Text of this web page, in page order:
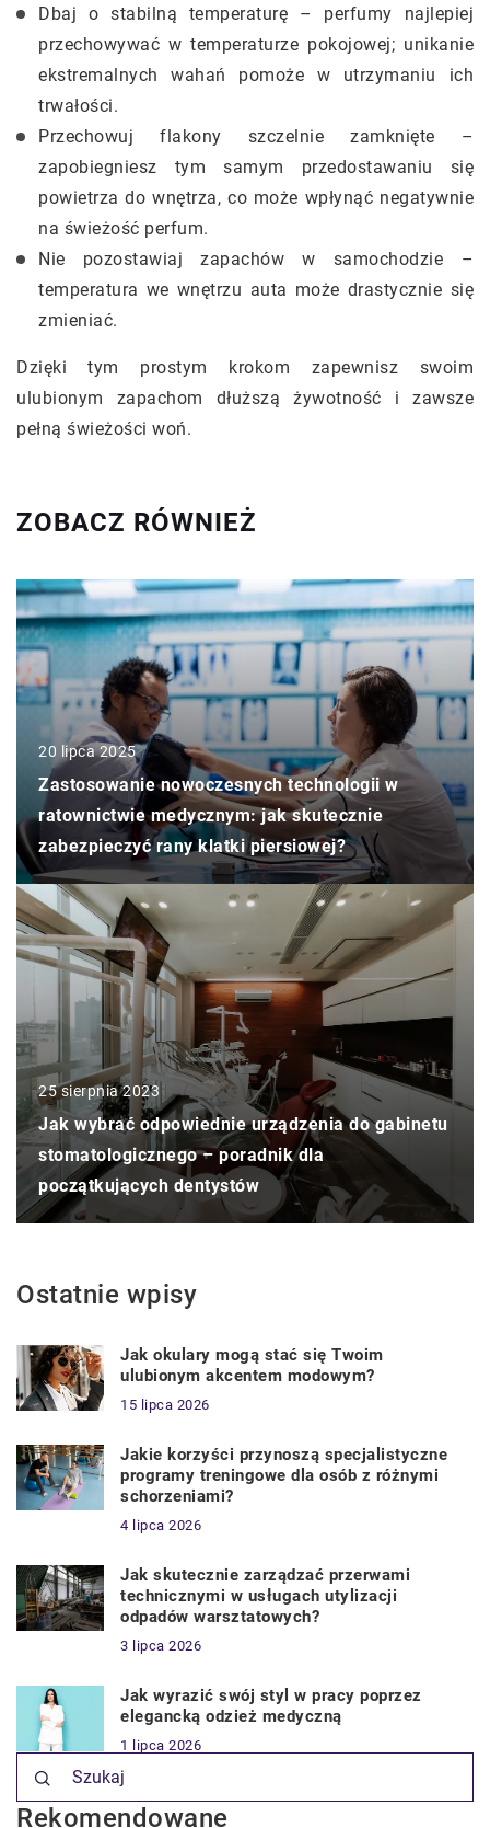
Dbaj o stabilną temperaturę – perfumy najlepiej
przechowywać w temperaturze pokojowej; unikanie
ekstremalnych wahań pomoże w utrzymaniu ich
trwałości.
Przechowuj flakony szczelnie zamknięte –
zapobiegniesz tym samym przedostawaniu się
powietrza do wnętrza, co może wpłynąć negatywnie
na świeżość perfum.
Nie pozostawiaj zapachów w samochodzie –
temperatura we wnętrzu auta może drastycznie się
zmieniać.
Dzięki tym prostym krokom zapewnisz swoim
ulubionym zapachom dłuższą żywotność i zawsze
pełną świeżości woń.
ZOBACZ RÓWNIEŻ
20 lipca 2025
Zastosowanie nowoczesnych technologii w
ratownictwie medycznym: jak skutecznie
zabezpieczyć rany klatki piersiowej?
25 sierpnia 2023
Jak wybrać odpowiednie urządzenia do gabinetu
stomatologicznego – poradnik dla
początkujących dentystów
Ostatnie wpisy
Jak okulary mogą stać się Twoim
ulubionym akcentem modowym?
15 lipca 2026
Jakie korzyści przynoszą specjalistyczne
programy treningowe dla osób z różnymi
schorzeniami?
4 lipca 2026
Jak skutecznie zarządzać przerwami
technicznymi w usługach utylizacji
odpadów warsztatowych?
3 lipca 2026
Jak wyrazić swój styl w pracy poprzez
elegancką odzież medyczną
1 lipca 2026
Rekomendowane